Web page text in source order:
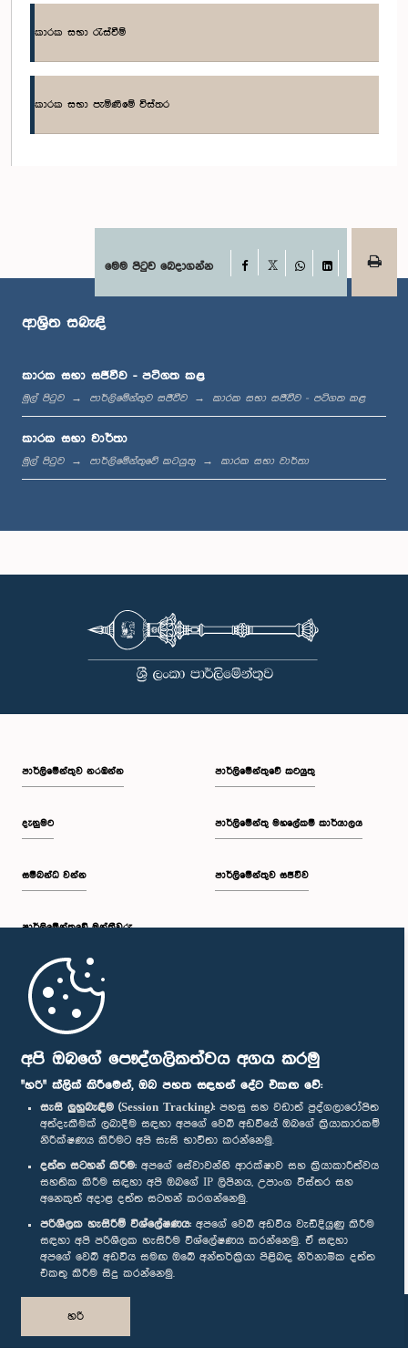
අපි ඔබගේ පෞද්ගලිකත්වය අගය කරමු
"හරි" ක්ලික් කිරීමෙන්, ඔබ පහත සඳහන් දේට එකඟ වේ:
සැසි ලුහුබැඳීම (Session Tracking): පහසු සහ වඩාත් පුද්ගලාරෝපිත
අත්දැකීමක් ලබාදීම සඳහා අපගේ වෙබ් අඩවියේ ඔබගේ ක්‍රියාකාරකම්
නිරීක්ෂණය කිරීමට අපි සැසි භාවිතා කරන්නෙමු.
දත්ත සටහන් කිරීම: අපගේ සේවාවන්හි ආරක්ෂාව සහ ක්‍රියාකාරීත්වය
සහතික කිරීම සඳහා අපි ඔබගේ IP ලිපිනය, උපාංග විස්තර සහ
අනෙකුත් අදාළ දත්ත සටහන් කරගන්නෙමු.
පරිශීලක හැසිරීම් විශ්ලේෂණය: අපගේ වෙබ් අඩවිය වැඩිදියුණු කිරීම
සඳහා අපි පරිශීලක හැසිරීම විශ්ලේෂණය කරන්නෙමු. ඒ සඳහා
අපගේ වෙබ් අඩවිය සමඟ ඔබේ අන්තර්ක්‍රියා පිළිබඳ නිර්නාමික දත්ත
එකතු කිරීම සිදු කරන්නෙමු.
හරි
ගරු (ආචාර්ය) බන්දුල ගුණවර්ධන මහතා, පා.ම.
ගරු ලක්ෂ්මන් යාපා අබේවර්ධන මහතා, පා.ම.
සාමාජික
ගරු හර්ෂණ රාජකරුණා මහතා, පා.ම.
ගරු අශෝක් අබේසිංහ මහතා, පා.ම.
සාමාජික
කාරක සභා රැස්වීම්
කාරක සභා පැමිණීමේ විස්තර
මෙම පිටුව බෙදාගන්න Facebook
WhatsApp
LinkedIn
ආශ්‍රිත සබැඳි
කාරක සභා සජීවීව - පටිගත කළ
මුල් පිටුව පාර්ලිමේන්තුව සජීවීව කාරක සභා සජීවීව - පටිගත කළ
කාරක සභා වාර්තා
මුල් පිටුව පාර්ලිමේන්තුවේ කටයුතු කාරක සභා වාර්තා
පාර්ලි‌මේන්තුව නරඹන්න
දැනුමට
සම්බන්ධ වන්න
පාර්ලි‌මේන්තුවේ මන්ත්‍රීවරු
මුල් පිටුව
පාර්ලිමේන්තුවේ කටයුතු
පාර්ලිමේන්තු මහලේකම් කාර්යාලය
පාර්ලිමේන්තුව සජීවීව
පාර්ලිමේන්තු ජංගම යෙදුම
අප හා සම්බන්ධ වී සිටින්න :
සම්මාන
පෞද්ගලිකත්ව ප්‍රතිපත්තිය